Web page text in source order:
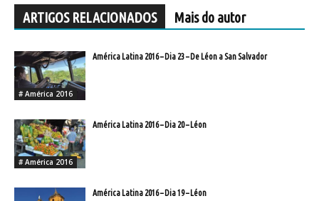
ARTIGOS RELACIONADOS Mais do autor
# América 2016
América Latina 2016 – Dia 23 – De Léon a San Salvador
# América 2016
América Latina 2016 – Dia 20 – Léon
América Latina 2016 – Dia 19 – Léon